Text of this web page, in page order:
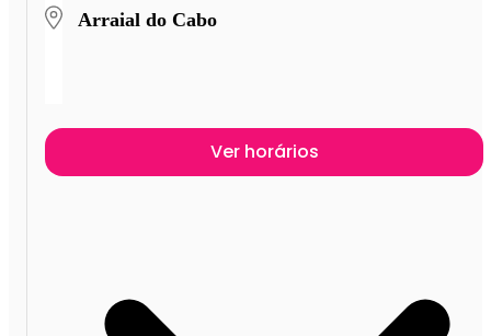
Arraial do Cabo
Ver horários